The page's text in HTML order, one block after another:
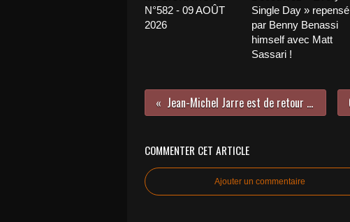
N°582 - 09 AOÛT
2026
Single Day » repensé
par Benny Benassi
himself avec Matt
Sassari !
Jean-Michel Jarre est de retour avec « Equinoxe Infinity » !
COMMENTER CET ARTICLE
Ajouter un commentaire